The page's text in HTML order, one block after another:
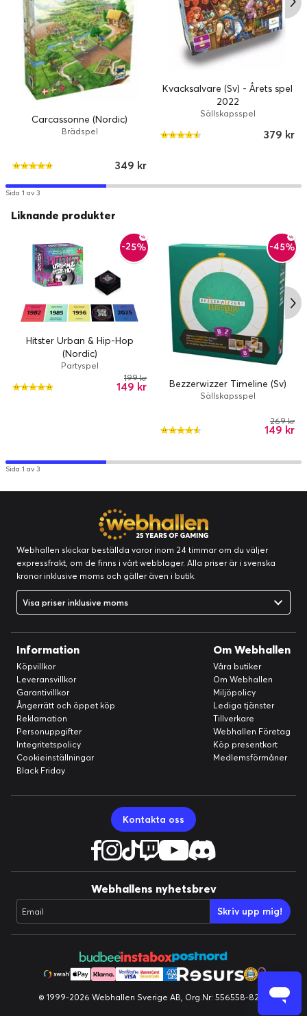
Carcassonne (Nordic)
Brädspel
349 kr
Kvacksalvare (Sv) - Årets spel
2022
Sällskapsspel
379 kr
Sida 1 av 3
Liknande produkter
-25%
Hitster Urban & Hip-Hop
(Nordic)
Partyspel
149 kr
199 kr
-45%
Bezzerwizzer Timeline (Sv)
Sällskapsspel
149 kr
269 kr
Sida 1 av 3
Webhallen skickar beställda varor inom 24 timmar om du väljer
expressfrakt, om de finns i vårt webblager. Alla priser är i svenska
kronor inklusive moms och gäller även i butik.
Visa priser inklusive moms
Information
Köpvillkor
Leveransvillkor
Garantivillkor
Ångerrätt och öppet köp
Reklamation
Personuppgifter
Integritetspolicy
Cookieinställningar
Black Friday
Om Webhallen
Våra butiker
Om Webhallen
Miljöpolicy
Lediga tjänster
Tillverkare
Webhallen Företag
Köp presentkort
Medlemsförmåner
Kontakta oss
Webhallens nyhetsbrev
Email Skriv upp mig!
© 1999-2026 Webhallen Sverige AB, Org.Nr: 556558-8224